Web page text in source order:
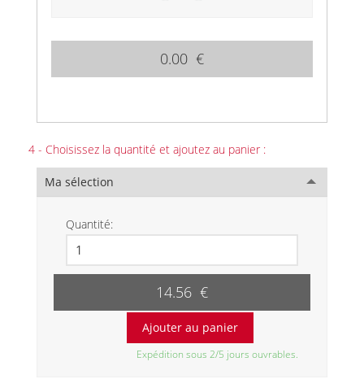
0.00 €
4 - Choisissez la quantité et ajoutez au panier :
Ma sélection
Quantité:
14.56 €
Expédition sous 2/5 jours ouvrables.